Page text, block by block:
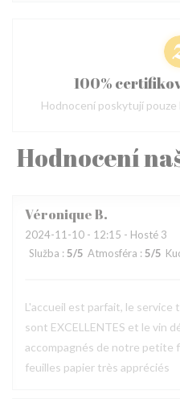
Hodnocení
VéroniqueB
2024-11-10 - 12:15 - Hosté 3
Služba : 5/5 Atmosféra : 5/5
L'accueil est parfait, le service
sont EXCELLENTES et le vin
accompagnés de notre petite
feuilles papier très appréciés
100%
Hodnocení poskytují